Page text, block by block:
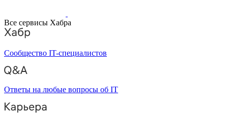
Все сервисы Хабра
Сообщество IT-специалистов
Ответы на любые вопросы об IT